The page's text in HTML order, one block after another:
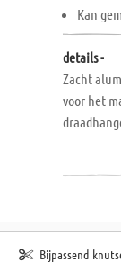
Kan
details -
Zacht
voor het
Bijpassend